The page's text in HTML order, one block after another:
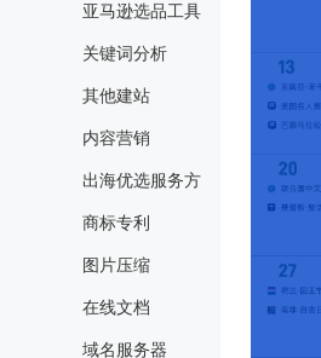
亚马逊选品工具
关键词分析
其他建站
内容营销
出海优选服务方
商标专利
图片压缩
在线文档
域名服务器